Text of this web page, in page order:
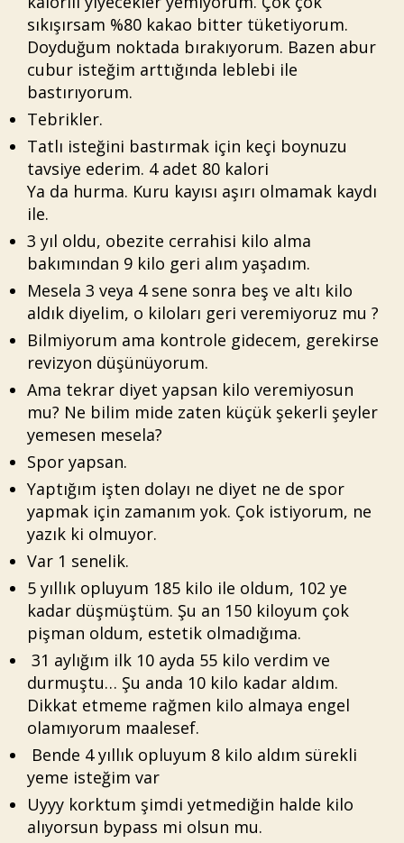
sıkışırsam %80 kakao bitter tüketiyorum.
Doyduğum noktada bırakıyorum. Bazen abur
cubur isteğim arttığında leblebi ile
bastırıyorum.
Tebrikler.
Tatlı isteğini bastırmak için keçi boynuzu
tavsiye ederim. 4 adet 80 kalori
Ya da hurma. Kuru kayısı aşırı olmamak kaydı
ile.
3 yıl oldu, obezite cerrahisi kilo alma
bakımından 9 kilo geri alım yaşadım.
Mesela 3 veya 4 sene sonra beş ve altı kilo
aldık diyelim, o kiloları geri veremiyoruz mu ?
Bilmiyorum ama kontrole gidecem, gerekirse
revizyon düşünüyorum.
Ama tekrar diyet yapsan kilo veremiyosun
mu? Ne bilim mide zaten küçük şekerli şeyler
yemesen mesela?
Spor yapsan.
Yaptığım işten dolayı ne diyet ne de spor
yapmak için zamanım yok. Çok istiyorum, ne
yazık ki olmuyor.
Var 1 senelik.
5 yıllık opluyum 185 kilo ile oldum, 102 ye
kadar düşmüştüm. Şu an 150 kiloyum çok
pişman oldum, estetik olmadığıma.
31 aylığım ilk 10 ayda 55 kilo verdim ve
durmuştu… Şu anda 10 kilo kadar aldım.
Dikkat etmeme rağmen kilo almaya engel
olamıyorum maalesef.
Bende 4 yıllık opluyum 8 kilo aldım sürekli
yeme isteğim var
Uyyy korktum şimdi yetmediğin halde kilo
alıyorsun bypass mi olsun mu.